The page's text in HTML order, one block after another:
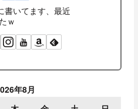
書いてます、最近
ｗ
年8月